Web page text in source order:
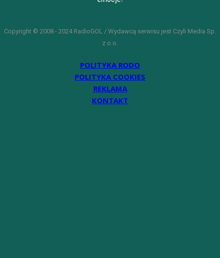
Copyright © 2008 - 2024 RadioGOL / Wydawcą serwisu jest Czyli Media Sp.
z o.o.
POLITYKA RODO
POLITYKA COOKIES
REKLAMA
KONTAKT